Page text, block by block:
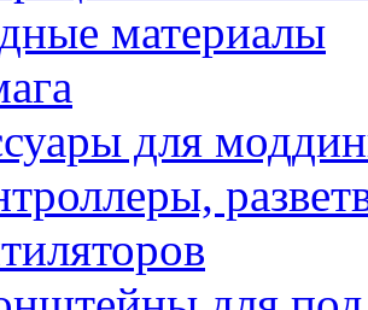
материалы
для